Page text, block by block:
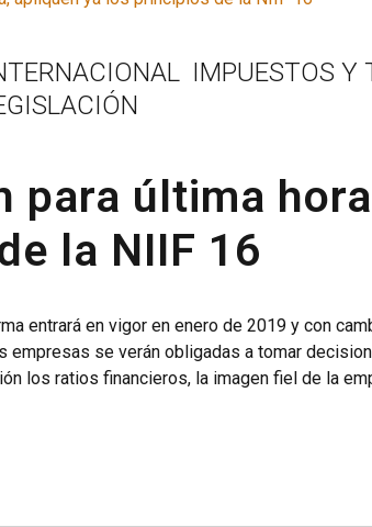
IMPUESTOS Y
para última
la NIIF 16
entrará en vigor en enero de 2019 y con
empresas se verán obligadas a tomar
los ratios financieros, la imagen fiel de la